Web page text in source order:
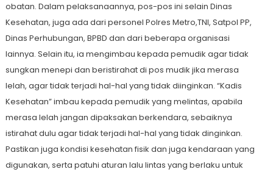
obatan. Dalam pelaksanaannya, pos-pos ini selain Dinas
Kesehatan, juga ada dari personel Polres Metro,TNI, Satpol PP,
Dinas Perhubungan, BPBD dan dari beberapa organisasi
lainnya. Selain itu, ia mengimbau kepada pemudik agar tidak
sungkan menepi dan beristirahat di pos mudik jika merasa
lelah, agar tidak terjadi hal-hal yang tidak diinginkan. “Kadis
Kesehatan” imbau kepada pemudik yang melintas, apabila
merasa lelah jangan dipaksakan berkendara, sebaiknya
istirahat dulu agar tidak terjadi hal-hal yang tidak dinginkan.
Pastikan juga kondisi kesehatan fisik dan juga kendaraan yang
digunakan, serta patuhi aturan lalu lintas yang berlaku untuk